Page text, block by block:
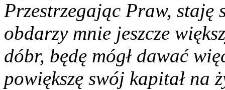
Przestrzegając Praw, staję
obdarzy mnie jeszcze
dóbr, będę mógł dawać
powiększę swój kapitał na